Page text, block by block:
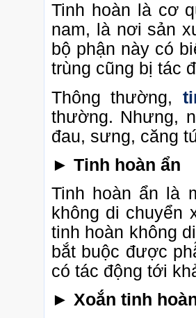
Tinh hoàn là cơ
nam, là nơi sản
bộ phận này có
trùng cũng bị tác
Thông thường,
thường. Nhưng,
đau, sưng, căng
► Tinh hoàn ẩn
Tinh hoàn ẩn là
không di chuyển
tinh hoàn không
bắt buộc được
có tác động tới
► Xoắn tinh